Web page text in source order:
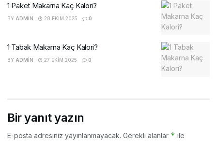
1 Paket Makarna Kaç Kalori?
BY ADMIN 28 EKIM 2025 0
1 Tabak Makarna Kaç Kalori?
BY ADMIN 27 EKIM 2025 0
Bir yanıt yazın
E-posta adresiniz yayınlanmayacak. Gerekli alanlar * ile